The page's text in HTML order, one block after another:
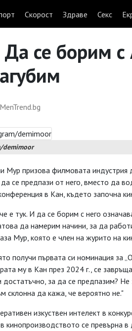
Скорост Здраве Секс
се борим с
MenTrend.bg
Мур призова филмовата индустрия
да се предпази от него, вместо да
в Кан, където започна
е тук. И да се борим с него
да намерим начини, за да
Мур, която е член на журито на
получи първата си номинация за
му в Кан през 2024 г., се
за да се предпазим?
склонна да кажа, че вероятно не."
изкуствен интелект в
в кинопроизводството се превърна